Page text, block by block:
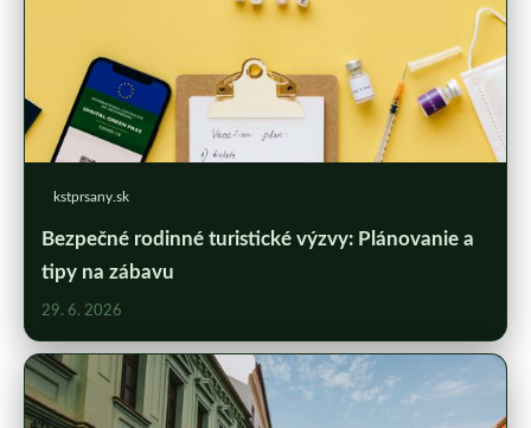
kstprsany.sk
Bezpečné rodinné turistické výzvy: Plánovanie a
tipy na zábavu
29. 6. 2026